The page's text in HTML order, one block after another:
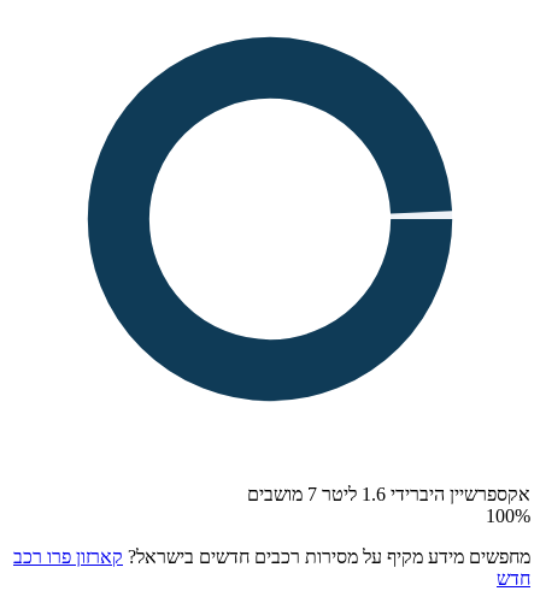
אקספרשיין היברידי 1.6 ליטר 7 מושבים
100%
מחפשים מידע מקיף על מסירות רכבים חדשים בישראל? קארזון פרו רכב
חדש